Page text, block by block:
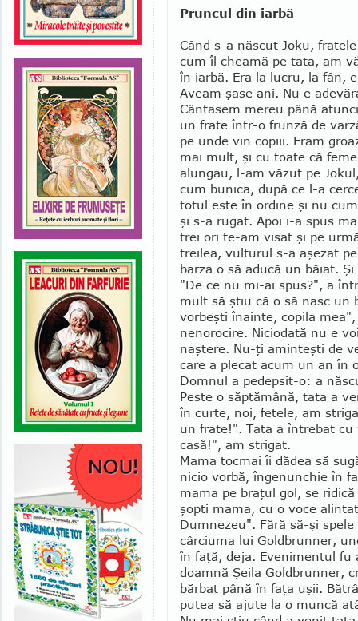
Pruncul din iarbă
Când s-a născut Joku,
cum îl cheamă pe tata, am
în iarbă. Era la lu­cru, la fân,
Aveam şase ani. Nu e
Cântasem mereu până
un frate într-o frunză de
pe unde vin copiii. Eram
mai mult, şi cu toate că
alungau, l-am văzut pe
cum bunica, după ce l-a
totul este în ordine şi nu
şi s-a rugat. Apoi i-a spus
trei ori te-am visat şi pe
treilea, vulturul s-a aşezat
barza o să aducă un băiat.
"De ce nu mi-ai spus?", a
mult să ştiu că o să nasc un
vorbeşti îna­inte, co­pila
nenorocire. Niciodată nu e
naştere. Nu-ţi amin­teşti de
care a plecat acum un an în
Domnul a pedepsit-o: a
Peste o săptămână, tata a
în curte, noi, fetele, am
un fra­te!". Tata a întrebat
casă!", am strigat.
Mama tocmai îi dădea să
nicio vorbă, îngenunchie în
mama pe braţul gol, se
şopti ma­ma, cu o voce
Dumnezeu". Fără să-şi
cârciuma lui Gold­brunner,
în faţă, deja. Eve­nimentul fu
doamnă Şeila Gold­brunner,
bărbat până în faţa uşii.
putea să ajute la o muncă